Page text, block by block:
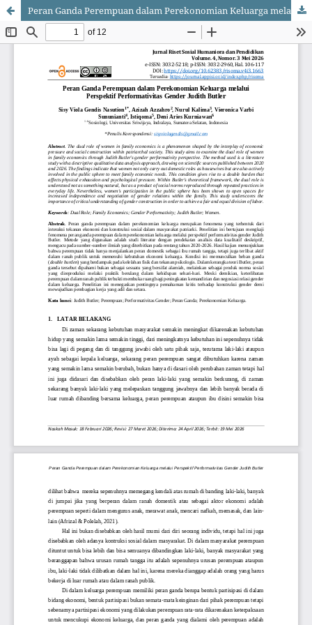
Peran Ganda Perempuan dalam Perekonomian Keluarga melalui Perspektif Performativitas Gender Judith Butler